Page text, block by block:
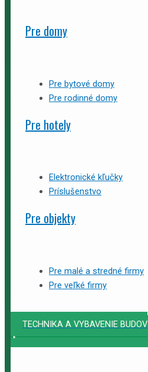
Pre domy
Pre bytové domy
Pre rodinné domy
Pre hotely
Elektronické kľučky
Príslušenstvo
Pre objekty
Pre malé a stredné firmy
Pre veľké firmy
TECHNIKA A VYBAVENIE BUDOV